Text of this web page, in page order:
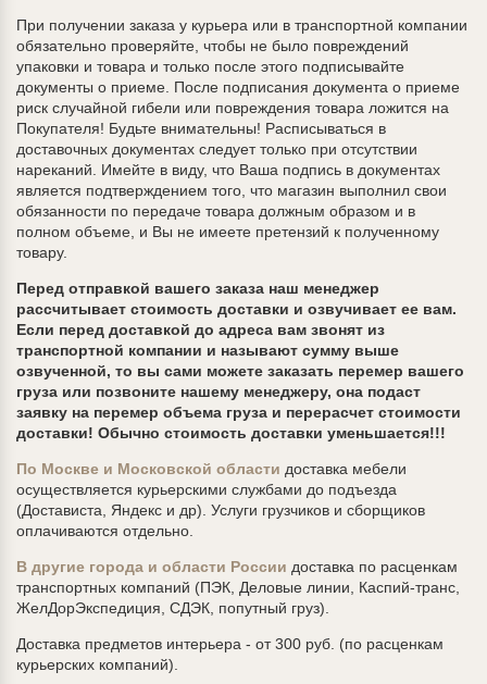
При получении заказа у курьера или в транспортной компании
обязательно проверяйте, чтобы не было повреждений
упаковки и товара и только после этого подписывайте
документы о приеме. После подписания документа о приеме
риск случайной гибели или повреждения товара ложится на
Покупателя! Будьте внимательны! Расписываться в
доставочных документах следует только при отсутствии
нареканий. Имейте в виду, что Ваша подпись в документах
является подтверждением того, что магазин выполнил свои
обязанности по передаче товара должным образом и в
полном объеме, и Вы не имеете претензий к полученному
товару.
Перед отправкой вашего заказа наш менеджер
рассчитывает стоимость доставки и озвучивает ее вам.
Если перед доставкой до адреса вам звонят из
транспортной компании и называют сумму выше
озвученной, то вы сами можете заказать перемер вашего
груза или позвоните нашему менеджеру, она подаст
заявку на перемер объема груза и перерасчет стоимости
доставки! Обычно стоимость доставки уменьшается!!!
По Москве и Московской области доставка мебели
осуществляется курьерскими службами до подъезда
(Достависта, Яндекс и др). Услуги грузчиков и сборщиков
оплачиваются отдельно.
В другие города и области России доставка по расценкам
транспортных компаний (ПЭК, Деловые линии, Каспий-транс,
ЖелДорЭкспедиция, СДЭК, попутный груз).
Доставка предметов интерьера - от 300 руб. (по расценкам
курьерских компаний).